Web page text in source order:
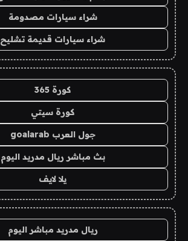
شراء سيارات مصدومة
شراء سيارات قديمة تشليح
كورة 365
كورة سيتي
جول العرب goalarab
بث مباشر ريال مدريد اليوم
يلا لايف
ريال مدريد مباشر اليوم